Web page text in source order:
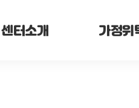
센터소개 가정위